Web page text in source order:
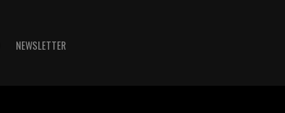
NEWSLETTER